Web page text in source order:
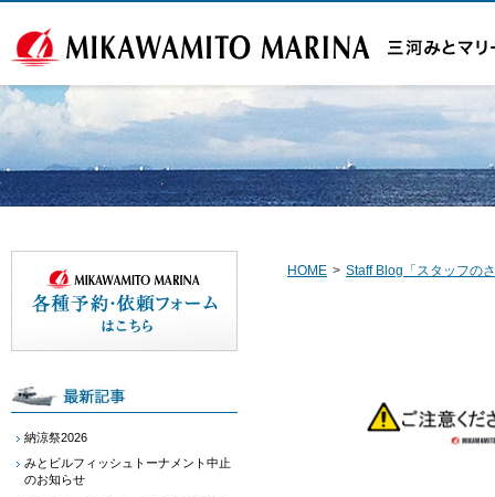
HOME > Staff Blog「スタッフの
納涼祭2026
みとビルフィッシュトーナメント中止
のお知らせ